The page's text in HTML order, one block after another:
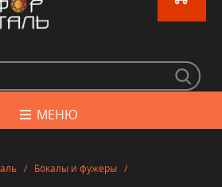
МЕНЮ
/ Бокалы и фужеры /